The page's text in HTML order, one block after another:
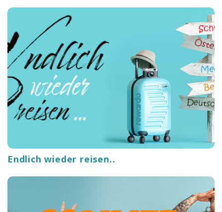
Endlich wieder reisen..